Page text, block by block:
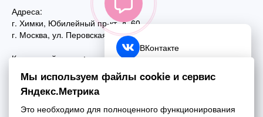
Адреса:
г. Химки, Юбилейный пр-кт, д. 60
г. Москва, ул. Перовская, д. 59
Контактный номер:
+7 (495) 970-44-75
Почта:
ВКонтакте
Telegram
Мы используем файлы cookie и сервис
Яндекс.Метрика
Это необходимо для полноценного функционирования